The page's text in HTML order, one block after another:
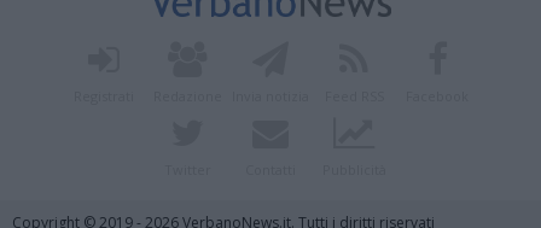
Copyright © 2019 - 2026 VerbanoNews.it. Tutti i diritti riservati